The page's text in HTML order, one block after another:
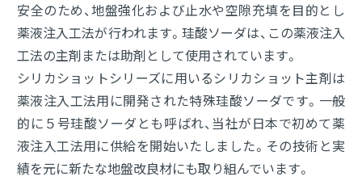
安全のため、地盤強化および止水や空隙充填を目的とし
薬液注入工法が行われます。珪酸ソーダは、この薬液注入
工法の主剤または助剤として使用されています。
シリカショットシリーズに用いるシリカショット主剤は
薬液注入工法用に開発された特殊珪酸ソーダです。一般
的に５号珪酸ソーダとも呼ばれ、当社が日本で初めて薬
液注入工法用に供給を開始いたしました。その技術と実
績を元に新たな地盤改良材にも取り組んでいます。